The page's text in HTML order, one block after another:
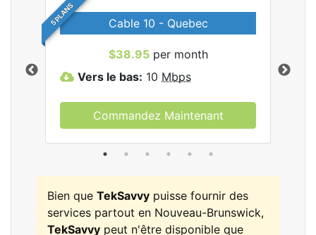
5 PLANS Cable 10 - Quebec
$38.95per month
Vers le bas: 10 Mbps
Commandez Maintenant
Bien que TekSavvy puisse fournir des
services partout en Nouveau-Brunswick,
TekSavvy peut n'être disponible que